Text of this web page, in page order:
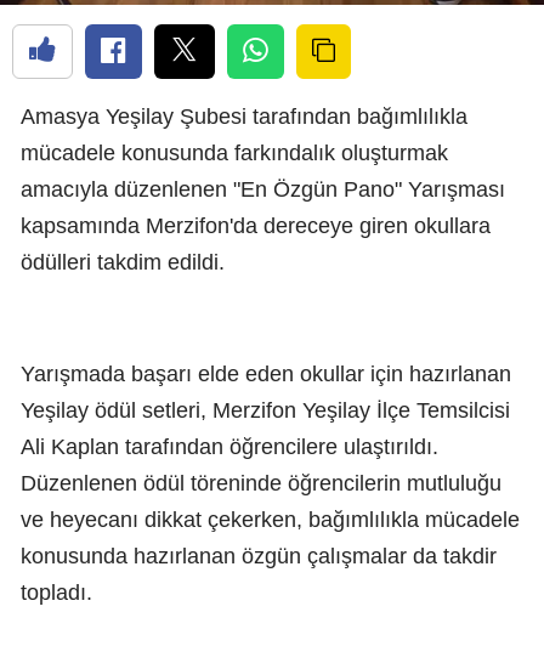
Amasya Yeşilay Şubesi tarafından bağımlılıkla
mücadele konusunda farkındalık oluşturmak
amacıyla düzenlenen "En Özgün Pano" Yarışması
kapsamında Merzifon'da dereceye giren okullara
ödülleri takdim edildi.
Yarışmada başarı elde eden okullar için hazırlanan
Yeşilay ödül setleri, Merzifon Yeşilay İlçe Temsilcisi
Ali Kaplan tarafından öğrencilere ulaştırıldı.
Düzenlenen ödül töreninde öğrencilerin mutluluğu
ve heyecanı dikkat çekerken, bağımlılıkla mücadele
konusunda hazırlanan özgün çalışmalar da takdir
topladı.